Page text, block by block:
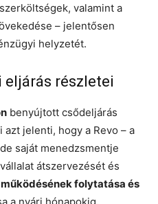
valamint a
– jelentősen
helyzetét.
eljárás részletei
benyújtott csődeljárás
jelenti, hogy a Revo – a
saját menedzsmentje
átszervezését és
folytatása és